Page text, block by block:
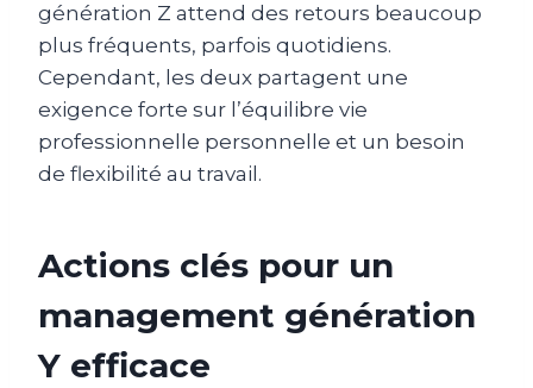
génération Z attend des retours beaucoup
plus fréquents, parfois quotidiens.
Cependant, les deux partagent une
exigence forte sur l’équilibre vie
professionnelle personnelle et un besoin
de flexibilité au travail.
Actions clés pour un
management génération
Y efficace